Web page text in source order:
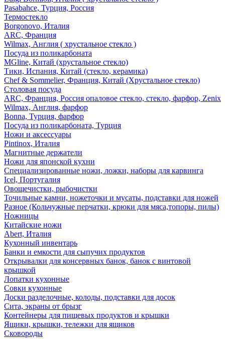
Pasabahce, Турция, Россия
Термостекло
Borgonovo, Италия
ARC, Франция
Wilmax, Англия ( хрустальное стекло )
Посуда из поликарбоната
MGline, Китай (хрустальное стекло)
Тики, Испания, Китай (стекло, керамика)
Chef & Sommelier, Франция, Китай (Хрустальное стекло)
Столовая посуда
ARC, Франция, Россия опаловое стекло, стекло, фарфор, Zenix
Wilmax, Англия, фарфор
Bonna, Турция, фарфор
Посуда из поликарбоната, Турция
Ножи и аксессуары
Pintinox, Италия
Магнитные держатели
Ножи для японской кухни
Специализированные ножи, ложки, наборы для карвинга
Icel, Португалия
Овощечистки, рыбочистки
Точильные камни, ножеточки и мусаты, подставки для ножей
Разное (Кольчужные перчатки, крюки для мяса,топоры, пилы)
Ножницы
Китайские ножи
Abert, Италия
Кухонный инвентарь
Банки и емкости для сыпучих продуктов
Открывалки для консервных банок, банок с винтовой
крышкой
Лопатки кухонные
Совки кухонные
Доски разделочные, колоды, подставки для досок
Сита, экраны от брызг
Контейнеры для пищевых продуктов и крышки
Ящики, крышки, тележки для ящиков
Сковороды